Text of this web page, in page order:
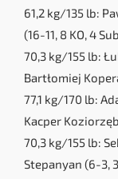
61,2 kg/135 lb:
(16-11, 8 KO, 4
70,3 kg/155 lb:
Bartłomiej
77,1 kg/170 lb:
Kacper
70,3 kg/155 lb:
Stepanyan (6-3, 3